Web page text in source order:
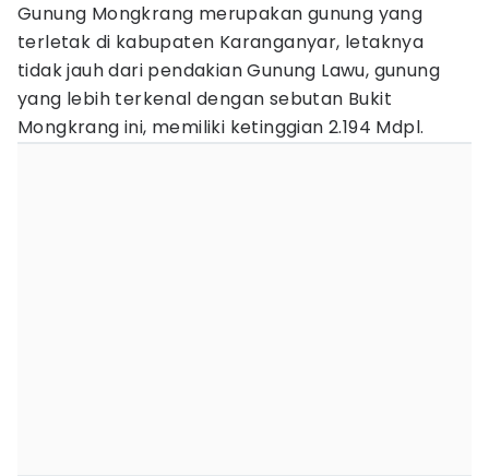
Gunung Mongkrang merupakan gunung yang
terletak di kabupaten Karanganyar, letaknya
tidak jauh dari pendakian Gunung Lawu, gunung
yang lebih terkenal dengan sebutan Bukit
Mongkrang ini, memiliki ketinggian 2.194 Mdpl.